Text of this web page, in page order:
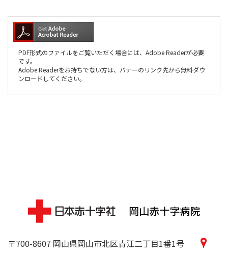
PDF形式のファイルをご覧いただく場合には、Adobe Readerが必要
です。
Adobe Readerをお持ちでない方は、バナーのリンク先から無料ダウ
ンロードしてください。
〒700-8607 岡山県岡山市北区青江二丁目1番1号